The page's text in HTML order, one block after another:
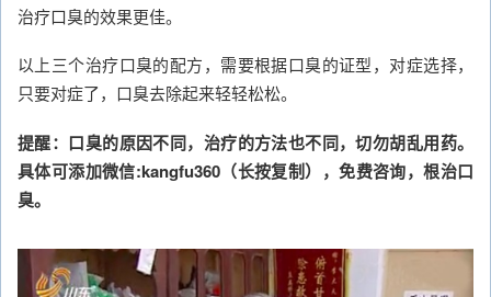
治疗口臭的效果更佳。
以上三个治疗口臭的配方，需要根据口臭的证型，对症选择，
只要对症了，口臭去除起来轻轻松松。
提醒：口臭的原因不同，治疗的方法也不同，切勿胡乱用药。
具体可添加微信:kangfu360（长按复制），免费咨询，根治口
臭。